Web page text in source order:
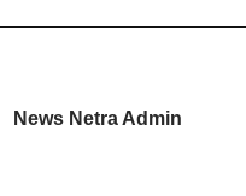
News Netra Admin